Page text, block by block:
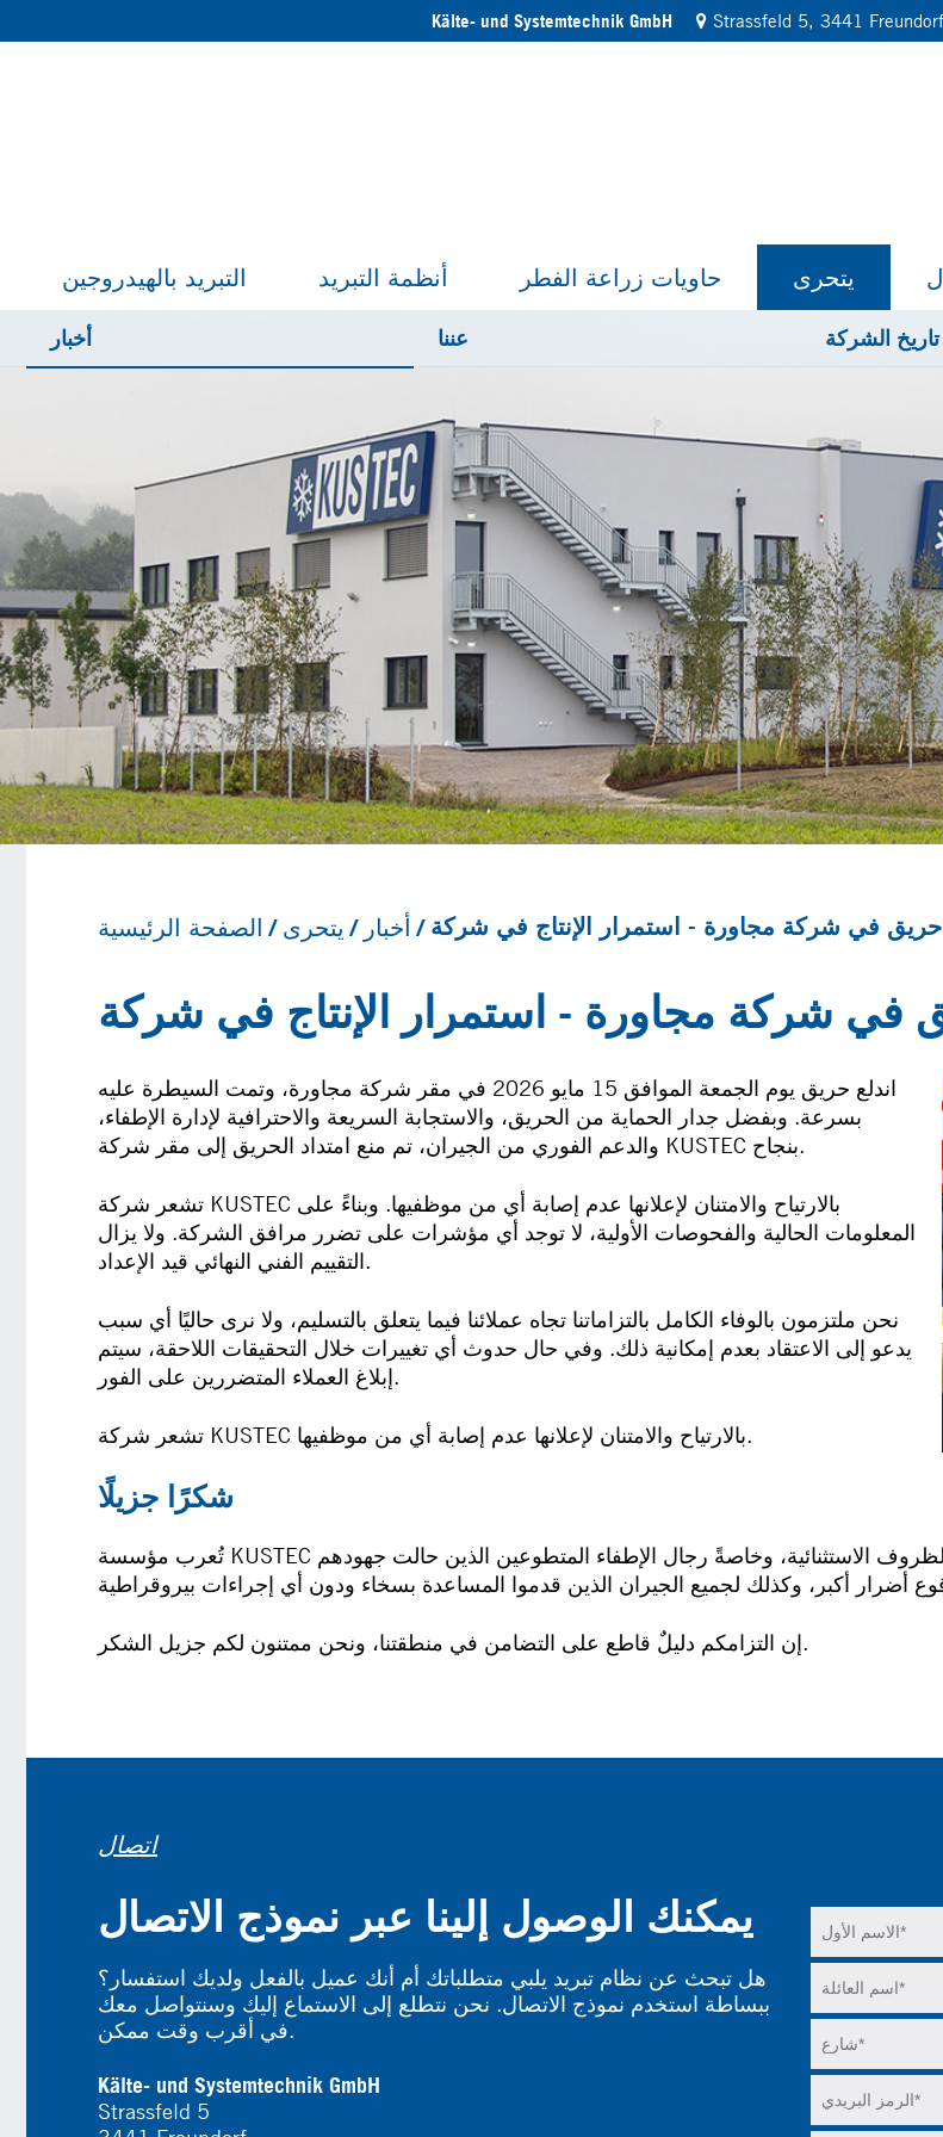
Kälte- und Systemtechnik GmbH Strassfeld 5, 3441 Freundorf
التبريد بالهيدروجين أنظمة التبريد حاويات زراعة الفطر يتحرى
أخبار عننا تاريخ الشركة
الصفحة الرئيسية يتحرى أخبار
اندلع حريق يوم الجمعة الموافق 15 مايو 2026 في مقر شركة مجاورة، وتمت السيطرة عليه
بسرعة. وبفضل جدار الحماية من الحريق، والاستجابة السريعة والاحترافية لإدارة الإطفاء،
والدعم الفوري من الجيران، تم منع امتداد الحريق إلى مقر شركة KUSTEC بنجاح.
تشعر شركة KUSTEC بالارتياح والامتنان لإعلانها عدم إصابة أي من موظفيها. وبناءً على
المعلومات الحالية والفحوصات الأولية، لا توجد أي مؤشرات على تضرر مرافق الشركة. ولا يزال
التقييم الفني النهائي قيد الإعداد.
نحن ملتزمون بالوفاء الكامل بالتزاماتنا تجاه عملائنا فيما يتعلق بالتسليم، ولا نرى حاليًا أي سبب
يدعو إلى الاعتقاد بعدم إمكانية ذلك. وفي حال حدوث أي تغييرات خلال التحقيقات اللاحقة، سيتم
إبلاغ العملاء المتضررين على الفور.
تشعر شركة KUSTEC بالارتياح والامتنان لإعلانها عدم إصابة أي من موظفيها.
شكرًا جزيلًا
تُعرب مؤسسة KUSTEC عن خالص امتنانها وتقديرها العميق لكل من ساهم في هذه الظروف الاستثنائية، وخاصةً رجال الإطفاء المتطوعين الذين حالت جهودهم
إن التزامكم دليلٌ قاطع على التضامن في منطقتنا، ونحن ممتنون لكم جزيل الشكر.
اتصال
يمكنك الوصول إلينا عبر نموذج الاتصال
هل تبحث عن نظام تبريد يلبي متطلباتك أم أنك عميل بالفعل ولديك استفسار؟
ببساطة استخدم نموذج الاتصال. نحن نتطلع إلى الاستماع إليك وسنتواصل معك
في أقرب وقت ممكن.
Kälte- und Systemtechnik GmbH
Strassfeld 5